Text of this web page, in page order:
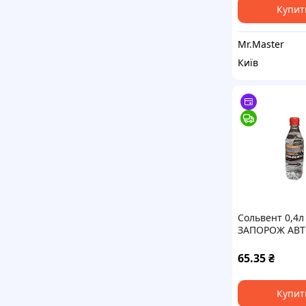
Mr.Master
Київ
Сольвент
ЗАПОРОЖ
65.35₴